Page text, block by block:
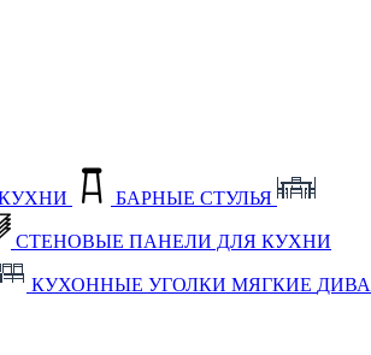
БАРНЫЕ СТУЛЬЯ
СТЕНОВЫЕ ПАНЕЛИ ДЛЯ КУХНИ
КУХОННЫЕ УГОЛКИ МЯГКИЕ